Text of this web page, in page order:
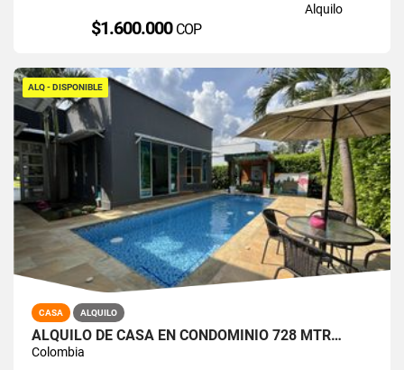
Alquilo
$1.600.000 COP
ALQ - DISPONIBLE
CASA ALQUILO
ALQUILO DE CASA EN CONDOMINIO 728 MTR…
Colombia